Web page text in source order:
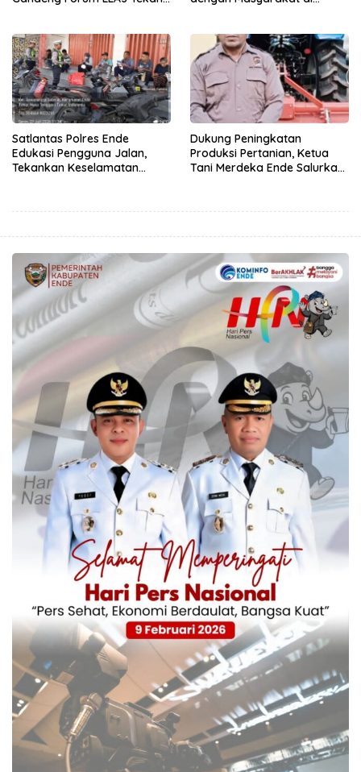
Satlantas Polres Ende
Edukasi Pengguna Jalan,
Tekankan Keselamatan
Dukung Peningkatan
Produksi Pertanian, Ketua
Tani Merdeka Ende Salurkan